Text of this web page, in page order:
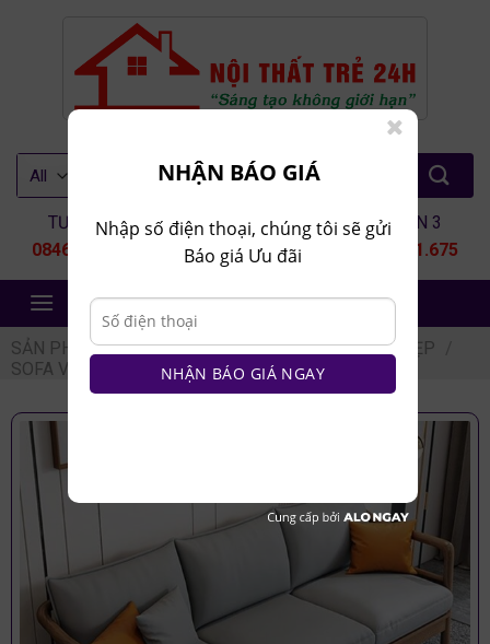
TƯ VẤN 1
0846.80.9999
TƯ VẤN 2
0935.435.286
TƯ VẤN 3
0964.651.675
NỘI THẤT TRẺ 24H
SẢN PHẨM / NỘI THẤT PHÒNG KHÁCH / SOFA ĐẸP
SOFA VĂNG
NHẬN BÁO GIÁ
Nhập số điện thoại, chúng tôi sẽ gửi
Báo giá Ưu đãi
NHẬN BÁO GIÁ NGAY